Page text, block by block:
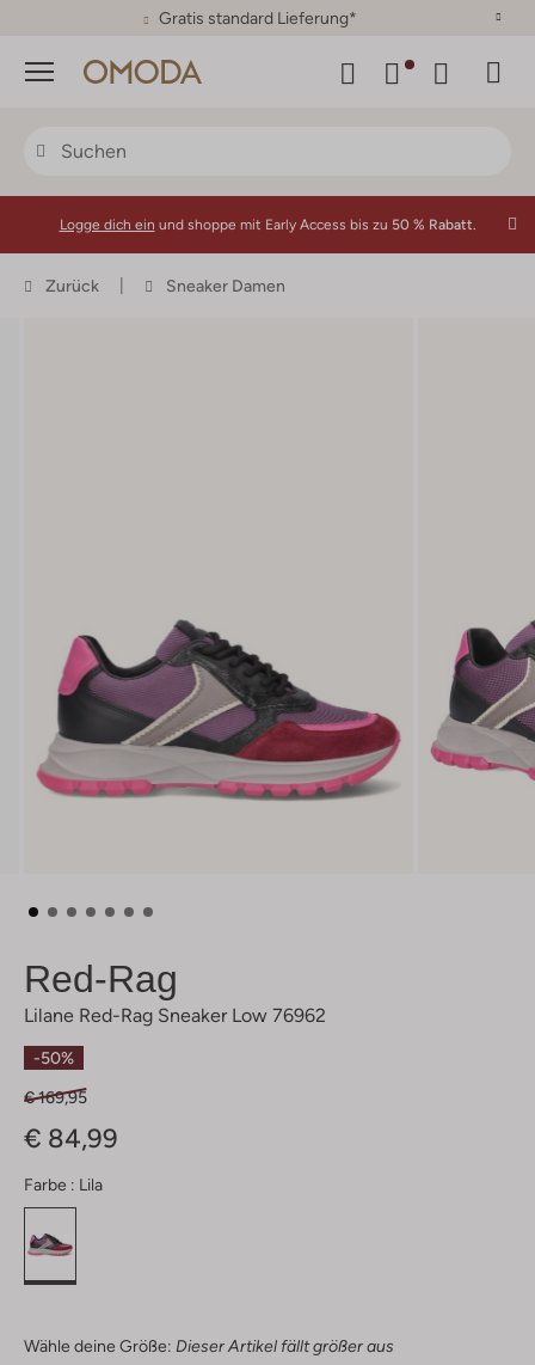
30 Tage Rückgaberecht
Menü
Logge dich ein und shoppe mit Early Access bis zu 50 % Rabatt.
Zurück Sneaker Damen
Red-Rag
Lilane Red-Rag Sneaker Low 76962
-50%
€ 169,95
€ 84,99
Farbe : Lila
Wähle deine Größe: Dieser Artikel fällt größer aus